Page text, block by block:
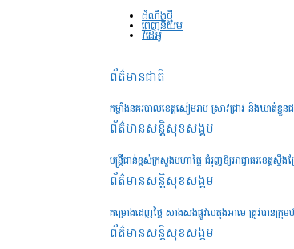
ដំណឹងថ្មី
ពេញនិយម
វីដេអូ
ព័ត៌មានជាតិ
កម្លាំងនគរបាលខេត្តសៀមរាប ស្រាវជ្រាវ និងឃ
ព័ត៌មានសន្តិសុខ​សង្គម
មន្រ្តីជាន់ខ្ពស់ក្រសួងមហាផ្ទៃ ជំរុញឱ្យអាជ្ញាធរខេត្
ព័ត៌មានសន្តិសុខ​សង្គម
គម្រោងដេញថ្លៃ សាងសងផ្លូវបេតុងអាមេ ត្រូវបានក្រុ
ព័ត៌មានសន្តិសុខ​សង្គម